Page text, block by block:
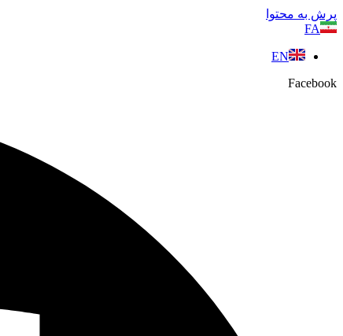
پرش به محتوا
FA
EN
Facebook